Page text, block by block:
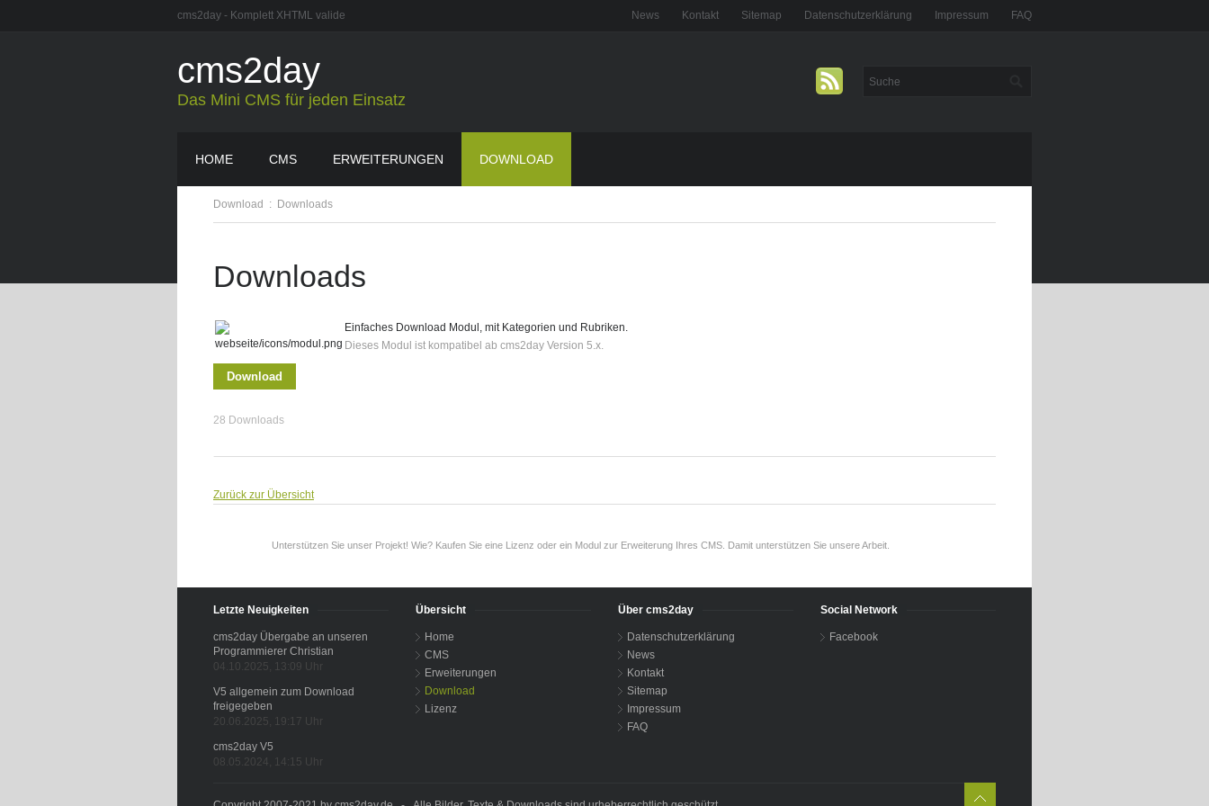
cms2day - Komplett XHTML valide News Kontakt Sitemap Datenschutzerklärung Impressum FAQ
cms2day
Das Mini CMS für jeden Einsatz
HOME CMS ERWEITERUNGEN DOWNLOAD
Download : Downloads
Downloads
Einfaches Download Modul, mit Kategorien und Rubriken.
Dieses Modul ist kompatibel ab cms2day Version 5.x.
Download
28 Downloads
Zurück zur Übersicht
Unterstützen Sie unser Projekt! Wie? Kaufen Sie eine Lizenz oder ein Modul zur Erweiterung Ihres CMS. Damit unterstützen Sie unsere Arbeit.
Letzte Neuigkeiten
cms2day Übergabe an unseren
Programmierer Christian
04.10.2025, 13:09 Uhr
V5 allgemein zum Download
freigegeben
20.06.2025, 19:17 Uhr
cms2day V5
08.05.2024, 14:15 Uhr
Übersicht
Home
CMS
Erweiterungen
Download
Lizenz
Über cms2day
Datenschutzerklärung
News
Kontakt
Sitemap
Impressum
FAQ
Social Network
Facebook